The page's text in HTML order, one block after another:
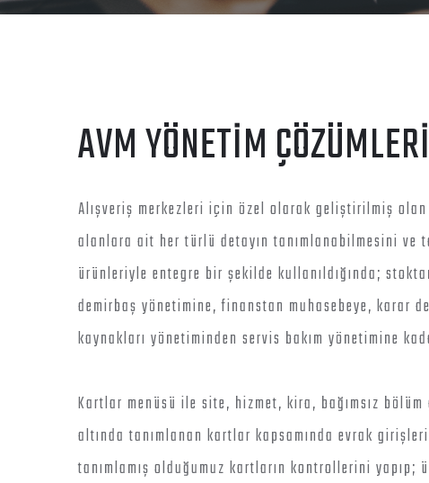
AVM YÖNETİM ÇÖZÜMLERİ
Alışveriş merkezleri için özel olarak geliştirilmiş
alanlara ait her türlü detayın tanımlanabilmesini ve
ürünleriyle entegre bir şekilde kullanıldığında;
demirbaş yönetimine, finanstan muhasebeye, karar
kaynakları yönetiminden servis bakım yönetimine
Kartlar menüsü ile site, hizmet, kira, bağımsız
altında tanımlanan kartlar kapsamında evrak
tanımlamış olduğumuz kartların kontrollerini